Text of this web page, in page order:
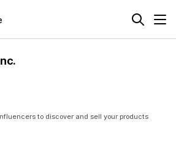
to discover and sell your products